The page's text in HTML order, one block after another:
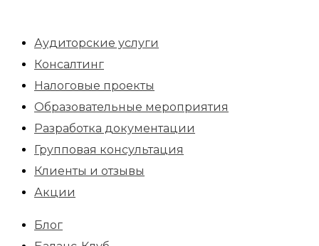
Аудиторские услуги
Консалтинг
Налоговые проекты
Образовательные мероприятия
Разработка документации
Групповая консультация
Клиенты и отзывы
Акции
Блог